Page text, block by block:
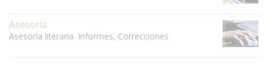
Asesoría
Asesoría literaria. Informes, Correcciones